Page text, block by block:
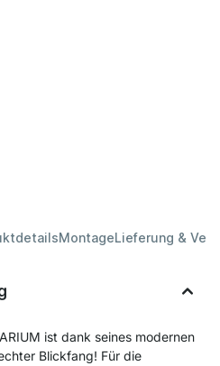
MontageLieferung &
ist dank seines modernen
Blickfang! Für die